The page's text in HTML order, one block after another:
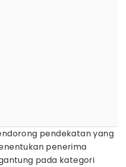
pendekatan yang
penerima
pada kategori